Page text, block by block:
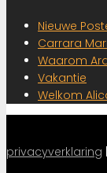
Nieuwe
Carrara
Waarom
Vakantie
Welkom
privacyverklaring